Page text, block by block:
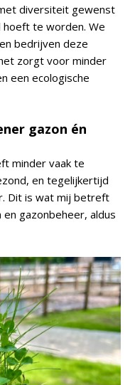
diversiteit gewenst
te worden. We
bedrijven deze
zorgt voor minder
een ecologische
gazon én
minder vaak te
en tegelijkertijd
Dit is wat mij betreft
gazonbeheer, aldus